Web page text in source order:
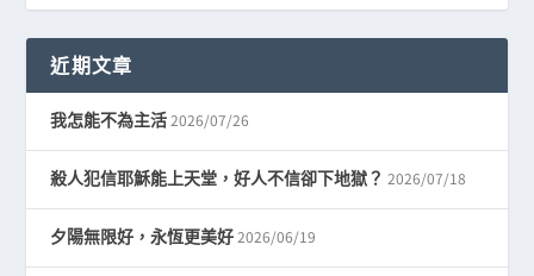
近期文章
我怎能不為主活 2026/07/26
殺人犯信耶穌能上天堂，好人不信卻下地獄？ 2026/07/18
夕陽無限好，永恆更美好 2026/06/19